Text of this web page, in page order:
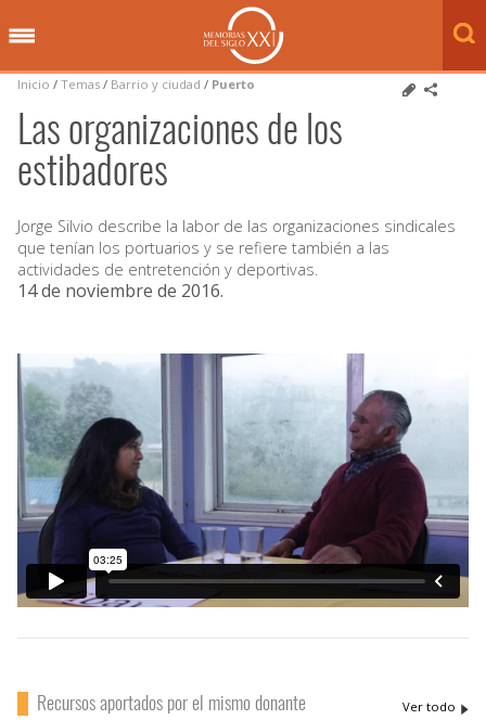
Inicio / Temas / Barrio y ciudad / Puerto
Las organizaciones de los
estibadores
Jorge Silvio describe la labor de las organizaciones sindicales
que tenían los portuarios y se refiere también a las
actividades de entretención y deportivas.
14 de noviembre de 2016.
Recursos aportados por el mismo donante